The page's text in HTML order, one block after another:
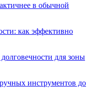
в обычной
как эффективно
для зоны
инструментов до